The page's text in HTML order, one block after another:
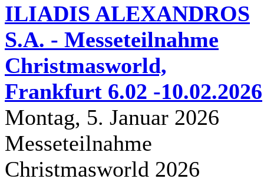
ILIADIS ALEXANDROS
S.A. - Messeteilnahme
Christmasworld,
Frankfurt 6.02 -10.02.2026
Montag, 5. Januar 2026
Messeteilnahme
Christmasworld 2026